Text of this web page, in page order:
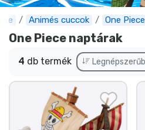
Animés cuccok One
One Piece naptárak
4 db termék
Express szállítás
Előrendelhető cuccok
Outlet cuccok
Ajándékkártya
Szállítás és fizetés